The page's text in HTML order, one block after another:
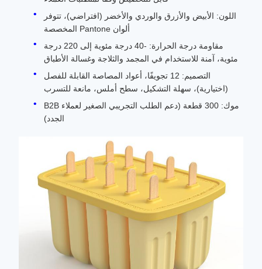
اللون: الأبيض والأزرق والوردي والأخضر (افتراضي)، تتوفر
ألوان Pantone المخصصة
مقاومة درجة الحرارة: -40 درجة مئوية إلى 220 درجة
مئوية، آمنة للاستخدام في المجمد والثلاجة وغسالة الأطباق
التصميم: 12 تجويفًا، أعواد المصاصة القابلة للفصل
(اختيارية)، سهلة التشكيل، سطح أملس، مانعة للتسرب
موك: 300 قطعة (دعم الطلب التجريبي الصغير لعملاء B2B
الجدد)